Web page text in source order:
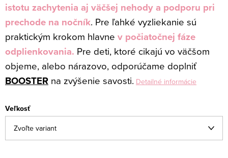
istotu zachytenia aj väčšej nehody a podporu pri
prechode na nočník. Pre ľahké vyzliekanie sú
praktickým krokom hlavne v počiatočnej fáze
odplienkovania. Pre deti, ktoré cikajú vo väčšom
objeme, alebo nárazovo, odporúčame doplniť
BOOSTER na zvýšenie savosti. Detailné informácie
Veľkosť